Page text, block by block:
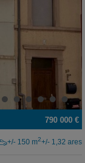
790 000 €
+/- 150 m2+/- 1,32 ares